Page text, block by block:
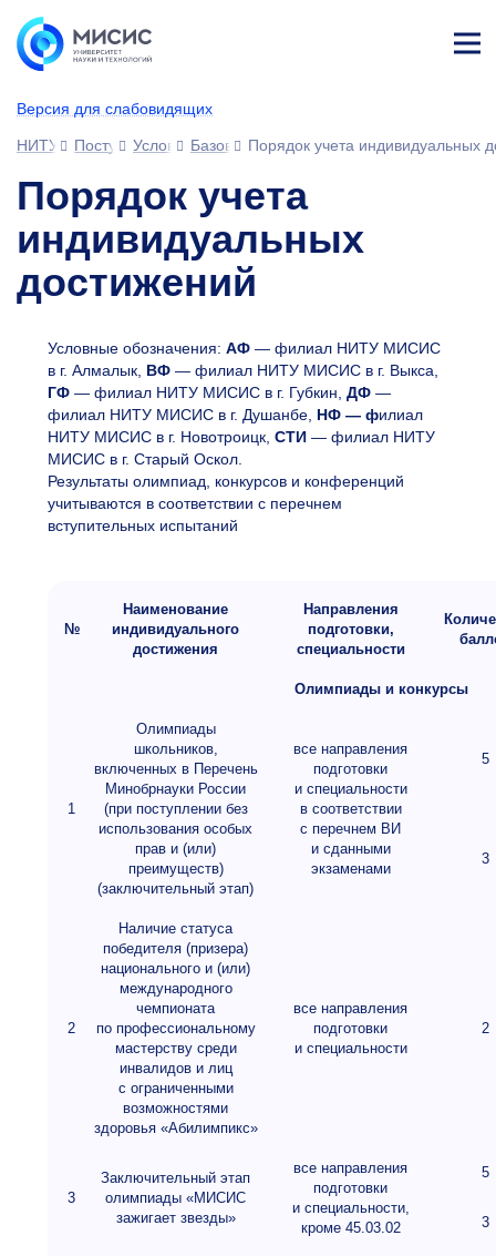
Версия для слабовидящих
ине
НИТУ МИСИСПоступающимУсловия приемаБазовое высшее образование
Порядок учета индивидуальных
Порядок учета
индивидуальных
достижений
Условные обозначения: АФ — филиал НИТУ МИСИС
в г. Алмалык, ВФ — филиал НИТУ МИСИС в г. Выкса,
ГФ — филиал НИТУ МИСИС в г. Губкин, ДФ —
филиал НИТУ МИСИС в г. Душанбе, НФ — филиал
НИТУ МИСИС в г. Новотроицк, СТИ — филиал НИТУ
МИСИС в г. Старый Оскол.
Результаты олимпиад, конкурсов и конференций
учитываются в соответствии с перечнем
вступительных испытаний
№
Наименование
индивидуального
достижения
Направления
подготовки,
специальности
Олимпиады и конкурсы
1
Олимпиады
школьников,
включенных в Перечень
Минобрнауки России
(при поступлении без
использования особых
прав и (или)
преимуществ)
(заключительный этап)
все направления
подготовки
и специальности
в соответствии
с перечнем ВИ
и сданными
экзаменами
5
3
2
Наличие статуса
победителя (призера)
национального и (или)
международного
чемпионата
по профессиональному
мастерству среди
инвалидов и лиц
с ограниченными
возможностями
здоровья «Абилимпикс»
все направления
подготовки
и специальности
2
3
Заключительный этап
олимпиады «МИСИС
зажигает звезды»
все направления
подготовки
и специальности,
кроме 45.03.02
5
3